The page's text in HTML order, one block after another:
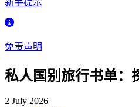
免责声明
私人国别旅行书单：
2 July 2026